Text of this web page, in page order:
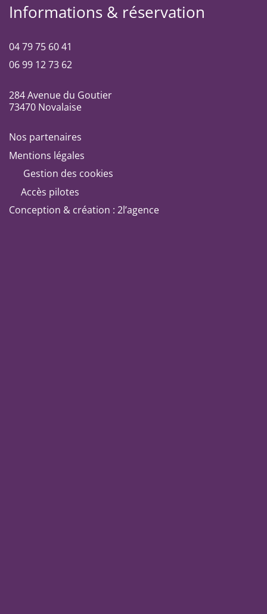
Informations & réservation
04 79 75 60 41
06 99 12 73 62
284 Avenue du Goutier
73470 Novalaise
Nos partenaires
Mentions légales
Gestion des cookies
Accès pilotes
Conception & création : 2l’agence